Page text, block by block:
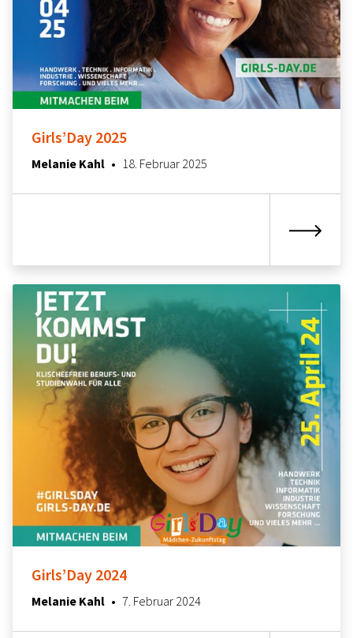
Girls’Day 2025
Melanie Kahl • 18. Februar 2025
Girls’Day 2024
Melanie Kahl • 7. Februar 202422. April 2024